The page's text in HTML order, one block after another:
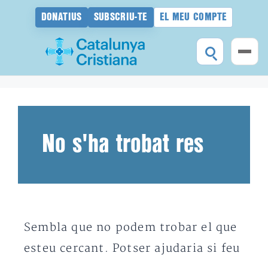
DONATIUS SUBSCRIU-TE EL MEU COMPTE
No s'ha trobat res
Sembla que no podem trobar el que
esteu cercant. Potser ajudaria si feu